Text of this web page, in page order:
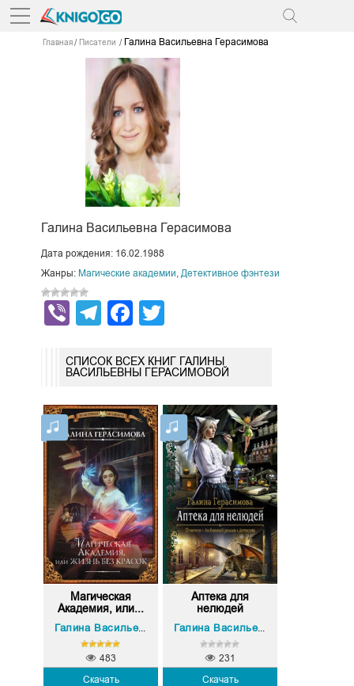
Главная Писатели Галина Васильевна Герасимова
Галина Васильевна Герасимова
Дата рождения: 16.02.1988
Жанры: Магические академии, Детективное фэнтези
ViberTelegram
Facebook
СПИСОК ВСЕХ КНИГ ГАЛИНЫ
ВАСИЛЬЕВНЫ ГЕРАСИМОВОЙ
Магическая
Академия, или...
Галина Васильевна Герасимова
Скачать
483
Аптека для
нелюдей
Галина Васильевна Герасимова
Скачать
231